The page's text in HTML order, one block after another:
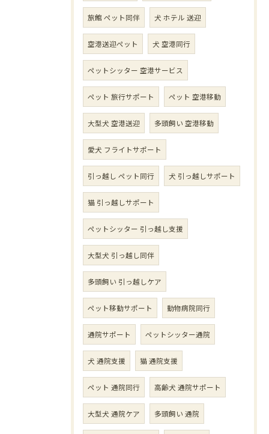
旅館 ペット同伴 犬 ホテル 送迎
空港送迎ペット 犬 空港同行
ペットシッター 空港サービス
ペット 旅行サポート ペット 空港移動
大型犬 空港送迎 多頭飼い 空港移動
愛犬 フライトサポート
引っ越し ペット同行 犬 引っ越しサポート
猫 引っ越しサポート
ペットシッター 引っ越し支援
大型犬 引っ越し同伴
多頭飼い 引っ越しケア
ペット移動サポート 動物病院同行
通院サポート ペットシッター通院
犬 通院支援 猫 通院支援
ペット 通院同行 高齢犬 通院サポート
大型犬 通院ケア 多頭飼い 通院